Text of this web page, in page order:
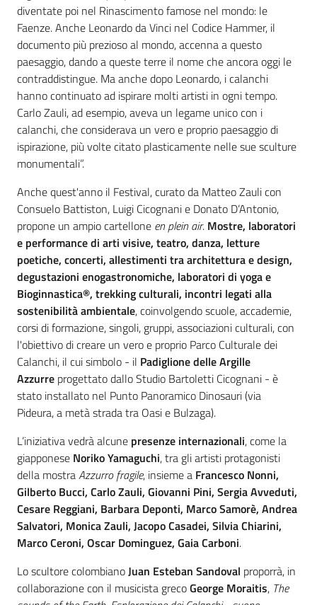
diventate poi nel Rinascimento famose nel mondo: le
Faenze. Anche Leonardo da Vinci nel Codice Hammer, il
documento più prezioso al mondo, accenna a questo
paesaggio, dando a queste terre il nome che ancora oggi le
contraddistingue. Ma anche dopo Leonardo, i calanchi
hanno continuato ad ispirare molti artisti in ogni tempo.
Carlo Zauli, ad esempio, aveva un legame unico con i
calanchi, che considerava un vero e proprio paesaggio di
ispirazione, più volte citato plasticamente nelle sue sculture
monumentali”.
Anche quest'anno il Festival, curato da Matteo Zauli con
Consuelo Battiston, Luigi Cicognani e Donato D’Antonio,
propone un ampio cartellone en plein air. Mostre, laboratori
e performance di arti visive, teatro, danza, letture
poetiche, concerti, allestimenti tra architettura e design,
degustazioni enogastronomiche, laboratori di yoga e
Bioginnastica®, trekking culturali, incontri legati alla
sostenibilità ambientale, coinvolgendo scuole, accademie,
corsi di formazione, singoli, gruppi, associazioni culturali, con
l'obiettivo di creare un vero e proprio Parco Culturale dei
Calanchi, il cui simbolo - il Padiglione delle Argille
Azzurre progettato dallo Studio Bartoletti Cicognani - è
stato installato nel Punto Panoramico Dinosauri (via
Pideura, a metà strada tra Oasi e Bulzaga).
L’iniziativa vedrà alcune presenze internazionali, come la
giapponese Noriko Yamaguchi, tra gli artisti protagonisti
della mostraAzzurro fragile, insieme a Francesco Nonni,
Gilberto Bucci, Carlo Zauli, Giovanni Pini, Sergia Avveduti,
Cesare Reggiani, Barbara Deponti, Marco Samorè, Andrea
Salvatori, Monica Zauli, Jacopo Casadei, Silvia Chiarini,
Marco Ceroni, Oscar Dominguez, Gaia Carboni.
Lo scultore colombianoJuan Esteban Sandoval proporrà, in
collaborazione con il musicista grecoGeorge Moraitis, The